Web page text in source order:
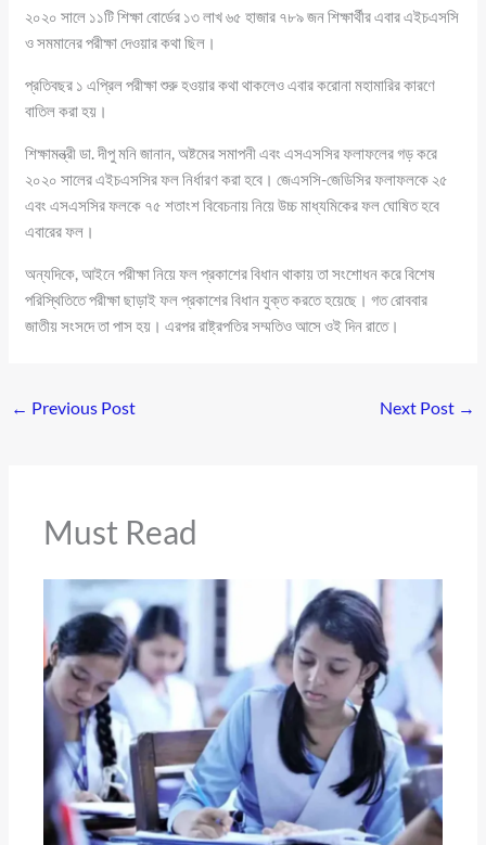
২০২০ সালে ১১টি শিক্ষা বোর্ডের ১৩ লাখ ৬৫ হাজার ৭৮৯ জন শিক্ষার্থীর এবার এইচএসসি
ও সমমানের পরীক্ষা দেওয়ার কথা ছিল।
প্রতিবছর ১ এপ্রিল পরীক্ষা শুরু হওয়ার কথা থাকলেও এবার করোনা মহামারির কারণে
বাতিল করা হয়।
শিক্ষামন্ত্রী ডা. দীপু মনি জানান, অষ্টমের সমাপনী এবং এসএসসির ফলাফলের গড় করে
২০২০ সালের এইচএসসির ফল নির্ধারণ করা হবে। জেএসসি-জেডিসির ফলাফলকে ২৫
এবং এসএসসির ফলকে ৭৫ শতাংশ বিবেচনায় নিয়ে উচ্চ মাধ্যমিকের ফল ঘোষিত হবে
এবারের ফল।
অন্যদিকে, আইনে পরীক্ষা নিয়ে ফল প্রকাশের বিধান থাকায় তা সংশোধন করে বিশেষ
পরিস্থিতিতে পরীক্ষা ছাড়াই ফল প্রকাশের বিধান যুক্ত করতে হয়েছে। গত রোববার
জাতীয় সংসদে তা পাস হয়। এরপর রাষ্ট্রপতির সম্মতিও আসে ওই দিন রাতে।
← Previous Post Next Post →
Must Read